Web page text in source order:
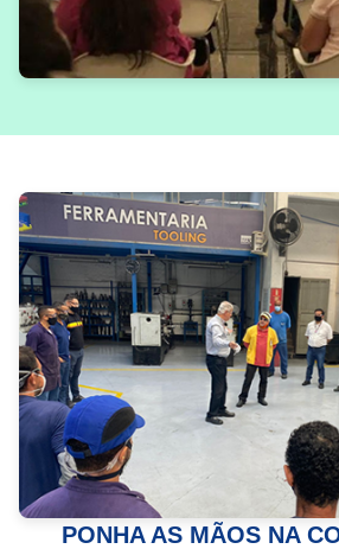
PONHA AS MÃOS NA